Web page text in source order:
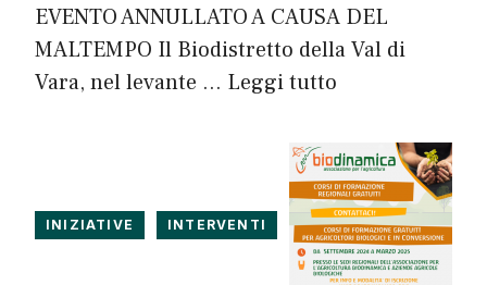
EVENTO ANNULLATO A CAUSA DEL
MALTEMPO Il Biodistretto della Val di
Vara, nel levante … Leggi tutto
INIZIATIVE INTERVENTI